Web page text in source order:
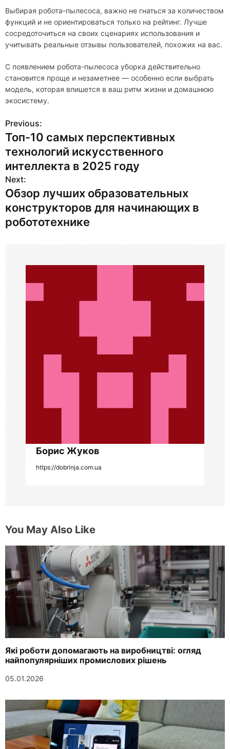
Выбирая робота-пылесоса, важно не гнаться за количеством
функций и не ориентироваться только на рейтинг. Лучше
сосредоточиться на своих сценариях использования и
учитывать реальные отзывы пользователей, похожих на вас.
С появлением робота-пылесоса уборка действительно
становится проще и незаметнее — особенно если выбрать
модель, которая впишется в ваш ритм жизни и домашнюю
экосистему.
Н
а
в
и
г
а
ц
и
я
п
о
з
а
п
и
с
я
м
Previous:
Топ-10 самых перспективных
технологий искусственного
интеллекта в 2025 году
Next:
Обзор лучших образовательных
конструкторов для начинающих в
робототехнике
Борис Жуков
https://dobrinja.com.ua
You May Also Like
Які роботи допомагають на виробництві: огляд
найпопулярніших промислових рішень
05.01.2026